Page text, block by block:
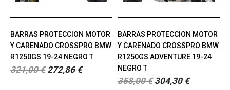
BARRAS PROTECCION MOTOR
Y CARENADO CROSSPRO BMW
R1250GS 19-24 NEGRO T
321,00 € 272,86 €
BARRAS PROTECCION MOTOR
Y CARENADO CROSSPRO BMW
R1250GS ADVENTURE 19-24
NEGRO T
358,00 € 304,30 €